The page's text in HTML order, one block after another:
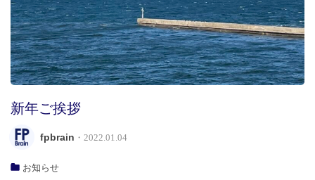
新年ご挨拶
fpbrain ・2022.01.04
お知らせ